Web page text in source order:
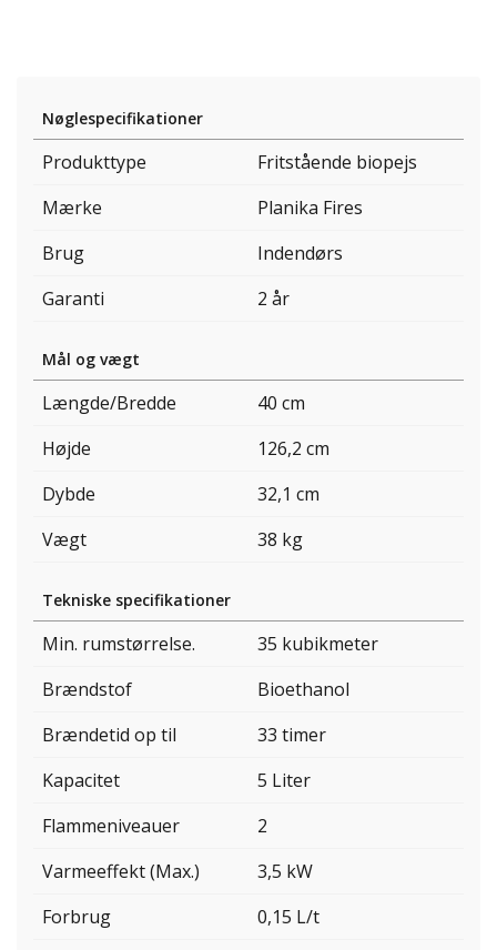
Nøglespecifikationer
Produkttype
Fritstående biopejs
Mærke
Planika Fires
Brug
Indendørs
Garanti
2 år
Mål og vægt
Længde/Bredde
40 cm
Højde
126,2 cm
Dybde
32,1 cm
Vægt
38 kg
Tekniske specifikationer
Min. rumstørrelse.
35 kubikmeter
Brændstof
Bioethanol
Brændetid op til
33 timer
Kapacitet
5 Liter
Flammeniveauer
2
Varmeeffekt (Max.)
3,5 kW
Forbrug
0,15 L/t